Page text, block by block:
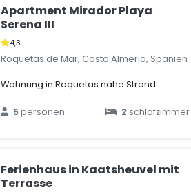
Apartment Mirador Playa
Serena III
4,3
Roquetas de Mar, Costa Almeria, Spanien
Wohnung in Roquetas nahe Strand
5personen 2schlafzimmer
Ferienhaus in Kaatsheuvel mit
Terrasse